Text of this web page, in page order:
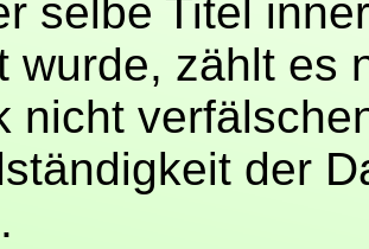
selbe Titel
wurde, zählt es
nicht
der